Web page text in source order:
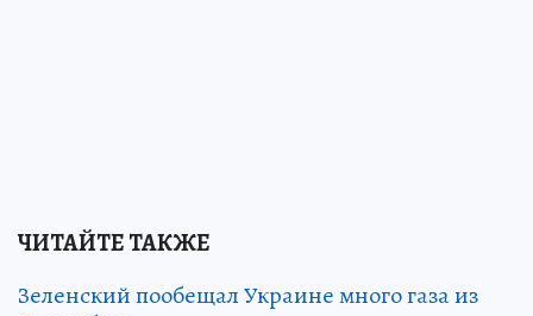
ЧИТАЙТЕ ТАКЖЕ
Зеленский пообещал Украине много газа из